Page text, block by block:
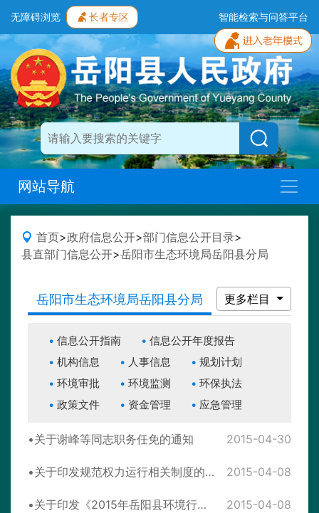
无障碍浏览 长者专区 智能检索与问答平台
网站导航
首页>政府信息公开>部门信息公开目录>
县直部门信息公开>岳阳市生态环境局岳阳县分局
岳阳市生态环境局岳阳县分局 更多栏目
信息公开指南
信息公开年度报告
机构信息
人事信息
规划计划
环境审批
环境监测
环保执法
政策文件
资金管理 应急管理
关于谢峰等同志职务任免的通知 2015-04-30
关于印发规范权力运行相关制度的通知 2015-04-08
关于印发《2015年岳阳县环境行政执法检查工作计划》的通知 2015-04-08